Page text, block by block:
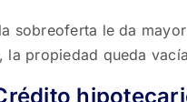
sobreoferta le da
la propiedad queda